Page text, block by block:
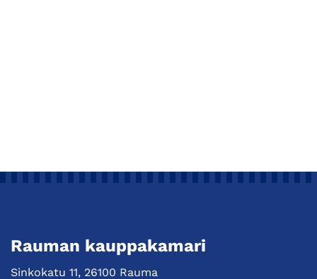
Rauman kauppakamari
Sinkokatu 11, 26100 Rauma